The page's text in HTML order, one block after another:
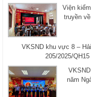
Viện
truyền
VKSND khu vực 8 –
205/2025/
năm